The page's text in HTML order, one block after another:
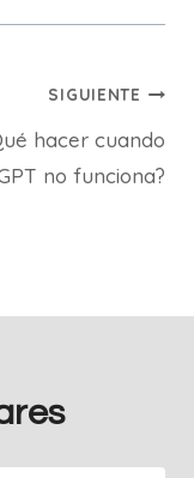
SIGUIENTE
hacer cuando
no funciona?